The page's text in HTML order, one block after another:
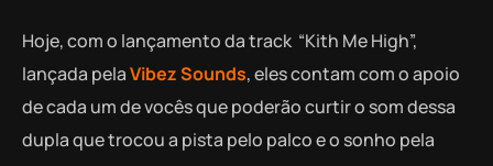
Hoje, com o lançamento da track “Kith Me High”,
lançada pelaVibez Sounds, eles contam com o apoio
de cada um de vocês que poderão curtir o som dessa
dupla que trocou a pista pelo palco e o sonho pela